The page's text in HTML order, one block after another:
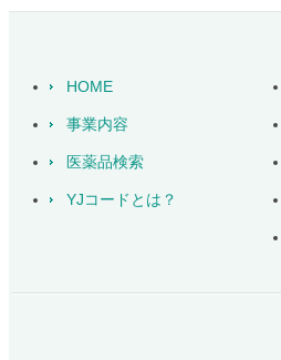
HOME
事業内容
医薬品検索
YJコードとは？